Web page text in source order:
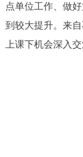
点单位工作、做
到较大提升。来
上课下机会深入